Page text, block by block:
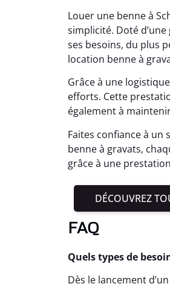
Louer une benne à
simplicité. Doté
ses besoins, du plus
location benne à
Grâce à une
efforts. Cette
également à
Faites confiance à un
benne à gravats,
grâce à une
DÉCOUVREZ
FAQ
Quels types de
Dès le lancement